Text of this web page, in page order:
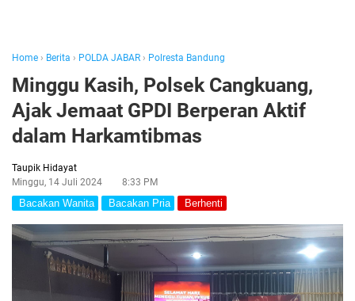
Home › Berita › POLDA JABAR › Polresta Bandung
Minggu Kasih, Polsek Cangkuang,
Ajak Jemaat GPDI Berperan Aktif
dalam Harkamtibmas
Taupik Hidayat
Minggu, 14 Juli 2024
8:33 PM
Bacakan Wanita Bacakan Pria Berhenti